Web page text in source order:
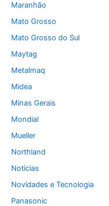
Maranhão
Mato Grosso
Mato Grosso do Sul
Maytag
Metalmaq
Midea
Minas Gerais
Mondial
Mueller
Northland
Notícias
Novidades e Tecnologia
Panasonic